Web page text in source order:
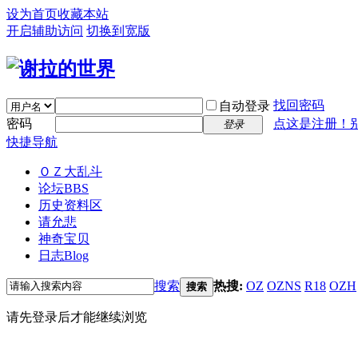
设为首页收藏本站
开启辅助访问 切换到宽版
自动登录 找回密码
密码
登录
点这是注册！
快捷导航
ＯＺ大乱斗
论坛BBS
历史资料区
请允悲
神奇宝贝
日志Blog
搜索 搜索 热搜: OZ OZNS R18 OZH
请先登录后才能继续浏览